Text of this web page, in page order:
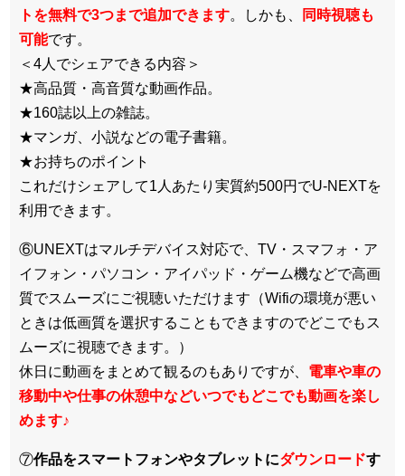
トを無料で3つまで追加できます。しかも、
同時視聴も
可能です。
＜4人でシェアできる内容＞
★高品質・高音質な動画作品。
★160誌以上の雑誌。
★マンガ、小説などの電子書籍。
★お持ちのポイント
これだけシェアして1人あたり実質約500円でU-NEXTを
利用できます。
⑥UNEXTはマルチデバイス対応で、TV・スマフォ・ア
イフォン・パソコン・アイパッド・ゲーム機などで高画
質でスムーズにご視聴いただけます（Wifiの環境が悪い
ときは低画質を選択することもできますのでどこでもス
ムーズに視聴できます。）
休日に動画をまとめて観るのもありですが、 電車や車の
移動中や仕事の休憩中などいつでもどこでも動画を楽し
めます♪
⑦作品をスマートフォンやタブレットにダウンロードす